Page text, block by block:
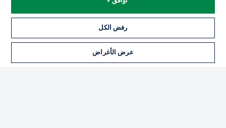
إدارة التفضيلات بيان الخصوصية
القنوات الناقلة
رفض الكل
عرض الأغراض